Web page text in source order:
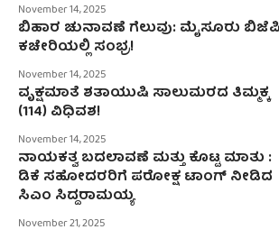
November 14, 2025
ಬಿಹಾರ ಚುನಾವಣೆ ಗೆಲುವು: ಮೈಸೂರು ಬಿಜೆಪಿ
ಕಚೇರಿಯಲ್ಲಿ ಸಂಭ್ರ!
November 14, 2025
ವೃಕ್ಷಮಾತೆ ಶತಾಯುಷಿ ಸಾಲುಮರದ ತಿಮ್ಮಕ್ಕ
(114) ವಿಧಿವಶ!
November 14, 2025
ನಾಯಕತ್ವ ಬದಲಾವಣೆ ಮತ್ತು ಕೊಟ್ಟ ಮಾತು :
ಡಿಕೆ ಸಹೋದರರಿಗೆ ಪರೋಕ್ಷ ಟಾಂಗ್ ನೀಡಿದ
ಸಿಎಂ ಸಿದ್ದರಾಮಯ್ಯ
November 21, 2025